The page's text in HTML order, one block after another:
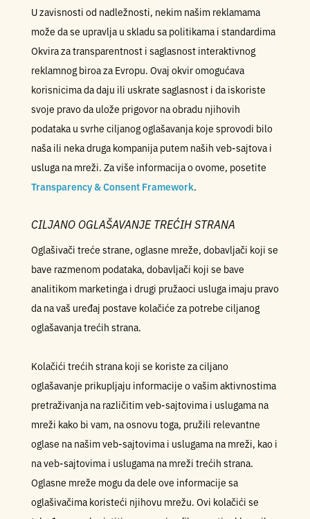
U zavisnosti od nadležnosti, nekim našim reklamama
može da se upravlja u skladu sa politikama i standardima
Okvira za transparentnost i saglasnost interaktivnog
reklamnog biroa za Evropu. Ovaj okvir omogućava
korisnicima da daju ili uskrate saglasnost i da iskoriste
svoje pravo da ulože prigovor na obradu njihovih
podataka u svrhe ciljanog oglašavanja koje sprovodi bilo
naša ili neka druga kompanija putem naših veb-sajtova i
usluga na mreži. Za više informacija o ovome, posetite
Transparency & Consent Framework.
CILJANO OGLAŠAVANJE TREĆIH STRANA
Oglašivači treće strane, oglasne mreže, dobavljači koji se
bave razmenom podataka, dobavljači koji se bave
analitikom marketinga i drugi pružaoci usluga imaju pravo
da na vaš uređaj postave kolačiće za potrebe ciljanog
oglašavanja trećih strana.
Kolačići trećih strana koji se koriste za ciljano
oglašavanje prikupljaju informacije o vašim aktivnostima
pretraživanja na različitim veb-sajtovima i uslugama na
mreži kako bi vam, na osnovu toga, pružili relevantne
oglase na našim veb-sajtovima i uslugama na mreži, kao i
na veb-sajtovima i uslugama na mreži trećih strana.
Oglasne mreže mogu da dele ove informacije sa
oglašivačima koristeći njihovu mrežu. Ovi kolačići se